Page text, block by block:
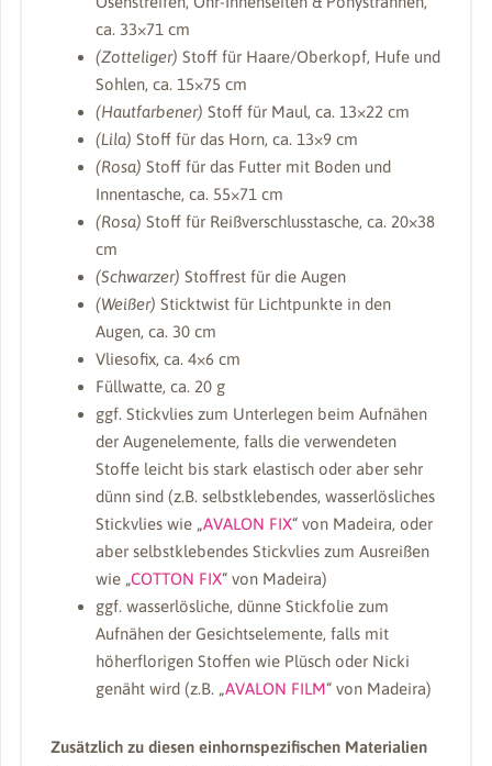
ca. 33×71 cm
(Zotteliger)Stoff für Haare/Oberkopf, Hufe und
Sohlen, ca. 15×75 cm
(Hautfarbener)Stoff für Maul, ca. 13×22 cm
(Lila)Stoff für das Horn, ca. 13×9 cm
(Rosa)Stoff für das Futter mit Boden und
Innentasche, ca. 55×71 cm
(Rosa)Stoff für Reißverschlusstasche, ca. 20×38
cm
(Schwarzer)Stoffrest für die Augen
(Weißer)Sticktwist für Lichtpunkte in den
Augen, ca. 30 cm
Vliesofix, ca. 4×6 cm
Füllwatte, ca. 20 g
ggf. Stickvlies zum Unterlegen beim Aufnähen
der Augenelemente, falls die verwendeten
Stoffe leicht bis stark elastisch oder aber sehr
dünn sind (z.B. selbstklebendes, wasserlösliches
Stickvlies wie „AVALON FIX“ von Madeira, oder
aber selbstklebendes Stickvlies zum Ausreißen
wie „COTTON FIX“ von Madeira)
ggf. wasserlösliche, dünne Stickfolie zum
Aufnähen der Gesichtselemente, falls mit
höherflorigen Stoffen wie Plüsch oder Nicki
genäht wird (z.B. „AVALON FILM“ von Madeira)
Zusätzlich zu diesen einhornspezifischen Materialien